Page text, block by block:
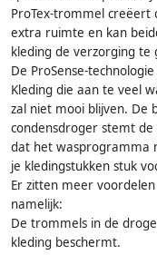
ProTex-trommel
extra ruimte en kan
kleding de verzorging te
De ProSense-
Kleding die aan te veel
zal niet mooi blijven. De
condensdroger stemt
dat het wasprogramma
je kledingstukken stuk
Er zitten meer voordelen
namelijk:
De trommels in de
kleding beschermt.